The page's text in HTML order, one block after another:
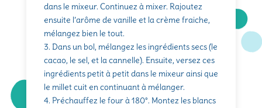
dans le mixeur. Continuez à mixer. Rajoutez
ensuite l’arôme de vanille et la crème fraiche,
mélangez bien le tout.
3. Dans un bol, mélangez les ingrédients secs (le
cacao, le sel, et la cannelle). Ensuite, versez ces
ingrédients petit à petit dans le mixeur ainsi que
le millet cuit en continuant à mélanger.
4. Préchauffez le four à 180°. Montez les blancs